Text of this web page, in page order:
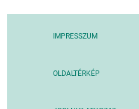
IMPRESSZUM
OLDALTÉRKÉP